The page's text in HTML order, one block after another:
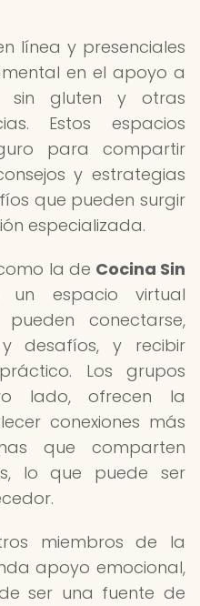
línea y presenciales
en el apoyo a
sin gluten y otras
Estos espacios
para compartir
y estrategias
que pueden surgir
especializada.
la de Cocina Sin
un espacio virtual
conectarse,
desafíos, y recibir
Los grupos
lado, ofrecen la
conexiones más
que comparten
lo que puede ser
miembros de la
apoyo emocional,
ser una fuente de